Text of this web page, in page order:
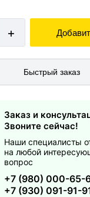
+
Быстрый заказ
Заказ и
Звоните сейчас!
Наши специалисты
на любой
вопрос
+7 (980) 000-65-
+7 (930) 091-91-